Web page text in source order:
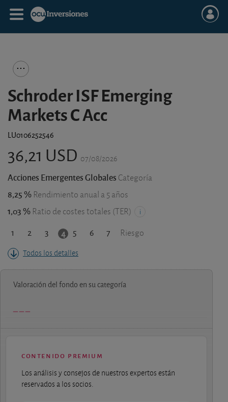
Schroder ISF Emerging
Markets C Acc
LU0106252546
36,21 USD 07/08/2026
Acciones Emergentes Globales Categoría
8,25 % Rendimiento anual a 5 años
1,03 % Ratio de costes totales (TER)
1 2 3 4 5 6 7 Riesgo
Todos los detalles
Valoración del fondo en su categoría
contenido premium
Los análisis y consejos de nuestros expertos están
reservados a los socios.